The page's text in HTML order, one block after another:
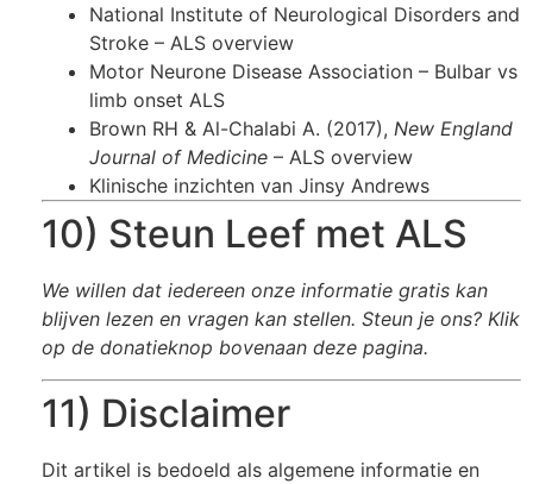
National Institute of Neurological Disorders and
Stroke – ALS overview
Motor Neurone Disease Association – Bulbar vs
limb onset ALS
Brown RH & Al-Chalabi A. (2017), New England
Journal of Medicine – ALS overview
Klinische inzichten van Jinsy Andrews
10) Steun Leef met ALS
We willen dat iedereen onze informatie gratis kan
blijven lezen en vragen kan stellen. Steun je ons? Klik
op de donatieknop bovenaan deze pagina.
11) Disclaimer
Dit artikel is bedoeld als algemene informatie en